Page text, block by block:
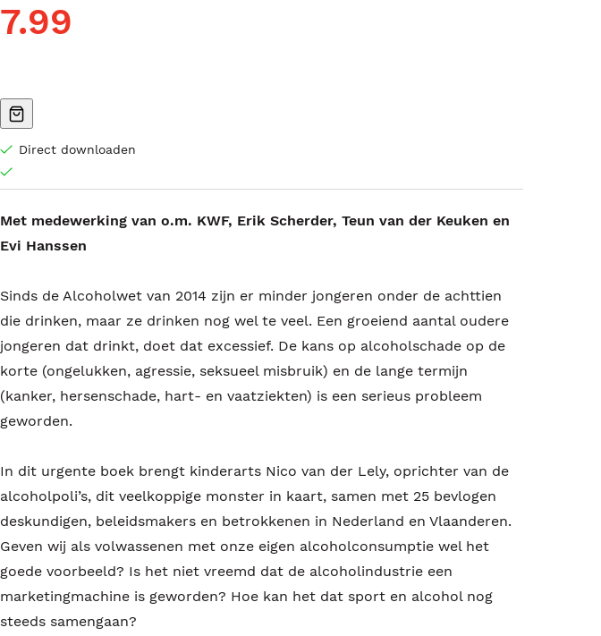
7.99
Direct downloaden
Met medewerking van o.m. KWF, Erik Scherder, Teun van der Keuken en
Evi Hanssen
Sinds de Alcoholwet van 2014 zijn er minder jongeren onder de achttien
die drinken, maar ze drinken nog wel te veel. Een groeiend aantal oudere
jongeren dat drinkt, doet dat excessief. De kans op alcoholschade op de
korte (ongelukken, agressie, seksueel misbruik) en de lange termijn
(kanker, hersenschade, hart- en vaatziekten) is een serieus probleem
geworden.
In dit urgente boek brengt kinderarts Nico van der Lely, oprichter van de
alcoholpoli’s, dit veelkoppige monster in kaart, samen met 25 bevlogen
deskundigen, beleidsmakers en betrokkenen in Nederland en Vlaanderen.
Geven wij als volwassenen met onze eigen alcoholconsumptie wel het
goede voorbeeld? Is het niet vreemd dat de alcoholindustrie een
marketingmachine is geworden? Hoe kan het dat sport en alcohol nog
steeds samengaan?